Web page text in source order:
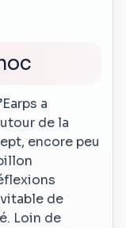
a
de la
encore peu
de
Loin de